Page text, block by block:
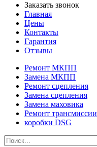
Заказать звонок
Главная
Цены
Контакты
Гарантия
Отзывы
Ремонт МКПП
Замена МКПП
Ремонт сцепления
Замена сцепления
Замена маховика
Ремонт трансмиссии
коробки DSG